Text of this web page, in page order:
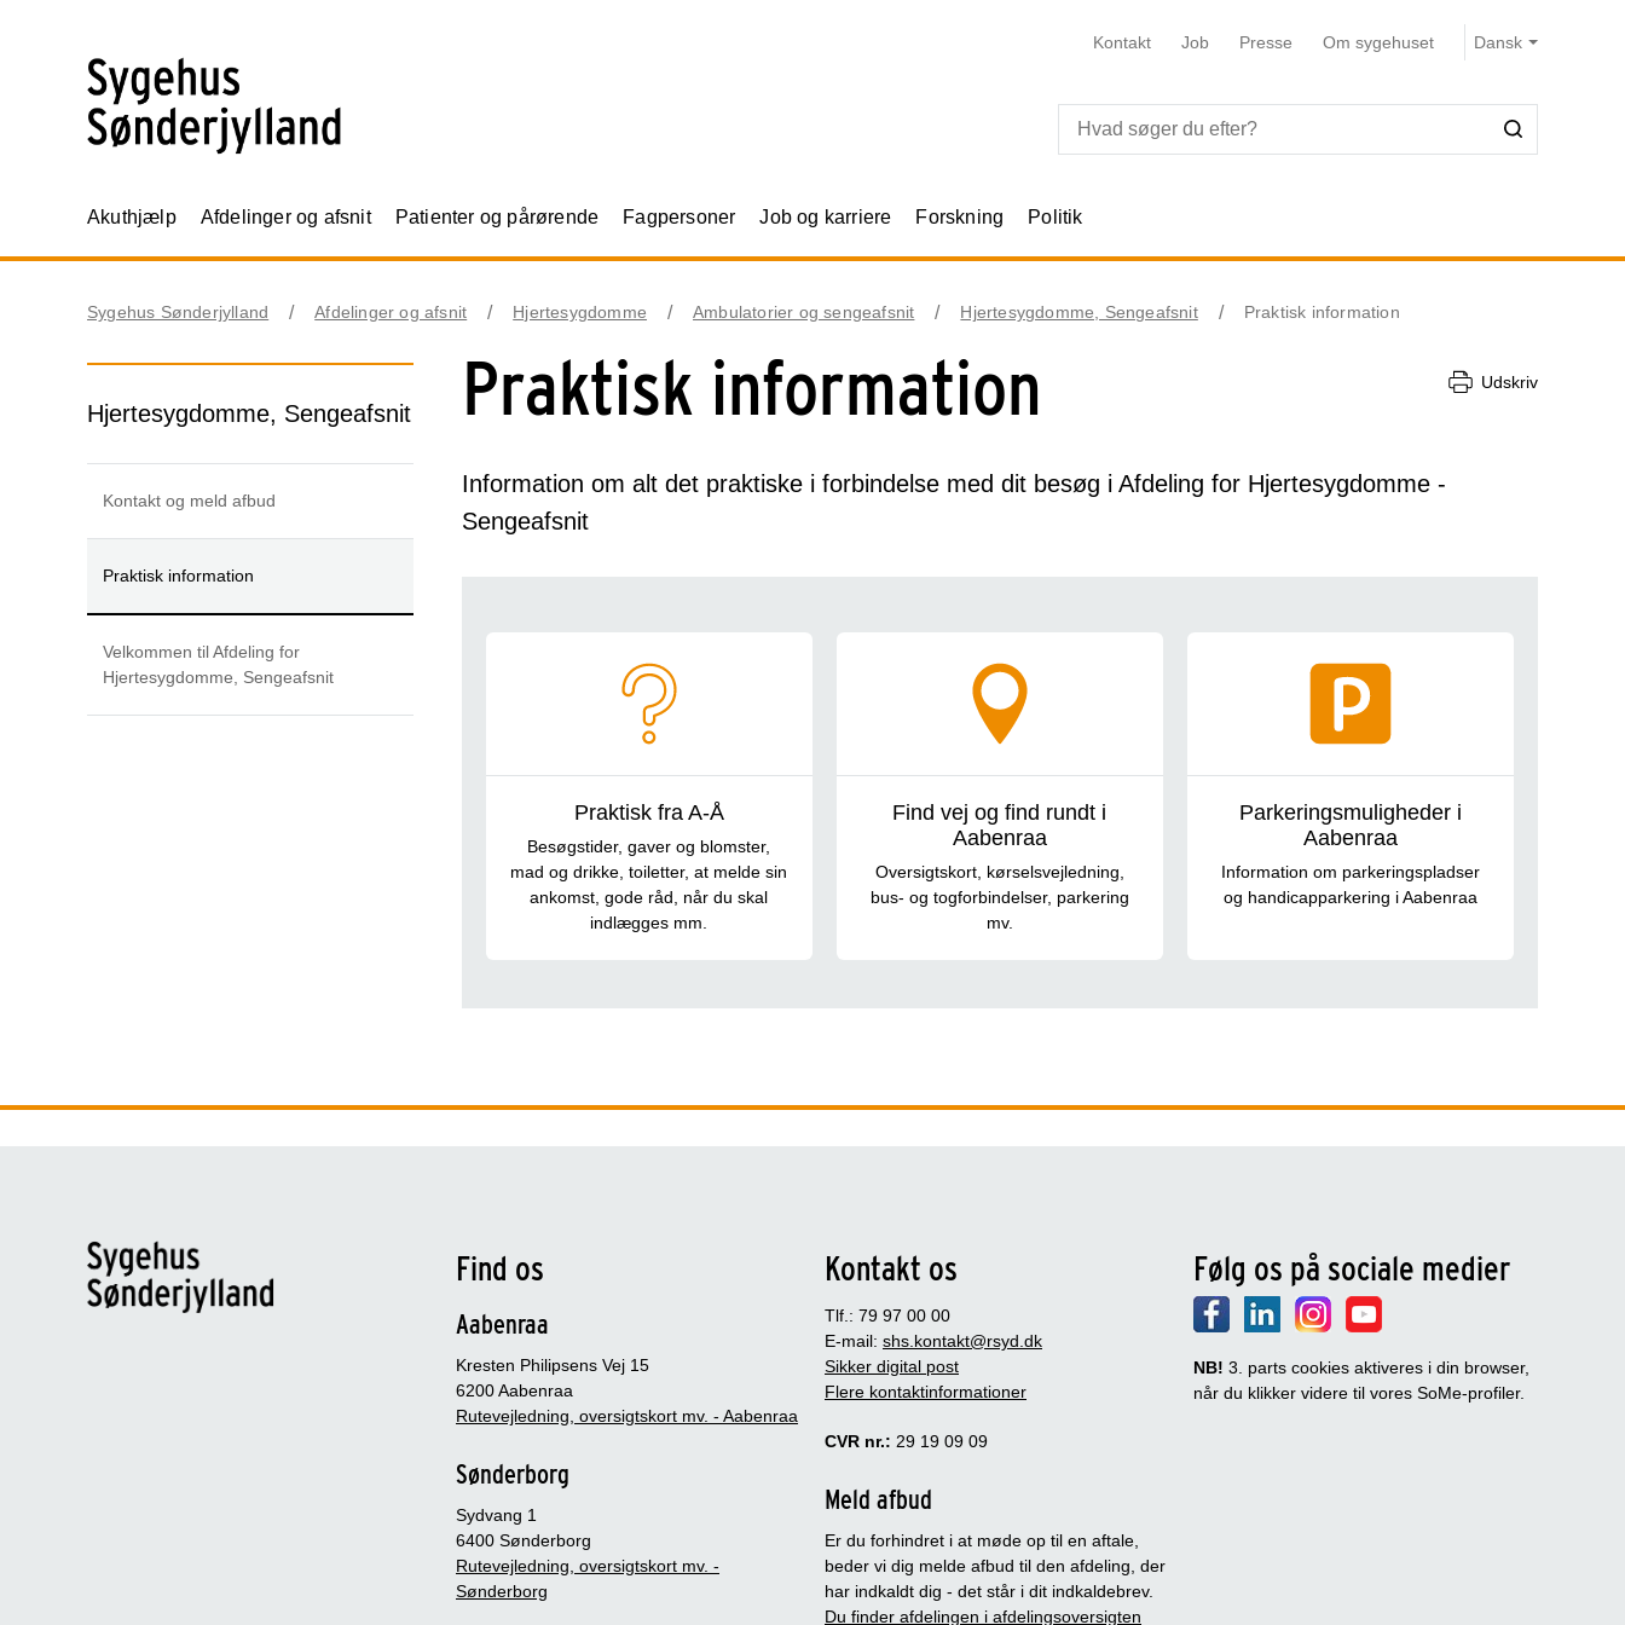
Kontakt Job Presse Om sygehuset
Akuthjælp Afdelinger og afsnit Patienter og pårørende Fagpersoner Job og karriere Forskning Politik
Sygehus Sønderjylland Afdelinger og afsnit Hjertesygdomme Ambulatorier og sengeafsnit Hjertesygdomme, Sengeafsnit Praktisk information
Hjertesygdomme, Sengeafsnit
Kontakt og meld afbud
Praktisk information
Velkommen til Afdeling for
Hjertesygdomme, Sengeafsnit
Praktisk information Udskriv
Information om alt det praktiske i forbindelse med dit besøg i Afdeling for Hjertesygdomme -
Sengeafsnit
Praktisk fra A-Å
Besøgstider, gaver og blomster,
mad og drikke, toiletter, at melde sin
ankomst, gode råd, når du skal
indlægges mm.
Find vej og find rundt i
Aabenraa
Oversigtskort, kørselsvejledning,
bus- og togforbindelser, parkering
mv.
Parkeringsmuligheder i
Aabenraa
Information om parkeringspladser
og handicapparkering i Aabenraa
Find os
Aabenraa
Kresten Philipsens Vej 15
6200 Aabenraa
Rutevejledning, oversigtskort mv. - Aabenraa
Sønderborg
Sydvang 1
6400 Sønderborg
Rutevejledning, oversigtskort mv. -
Sønderborg
Kontakt os
Tlf.: 79 97 00 00
E-mail: shs.kontakt@rsyd.dk
Sikker digital post
Flere kontaktinformationer
CVR nr.: 29 19 09 09
Meld afbud
Er du forhindret i at møde op til en aftale,
beder vi dig melde afbud til den afdeling, der
har indkaldt dig - det står i dit indkaldebrev.
Du finder afdelingen i afdelingsoversigten
Følg os på sociale medier
NB! 3. parts cookies aktiveres i din browser,
når du klikker videre til vores SoMe-profiler.